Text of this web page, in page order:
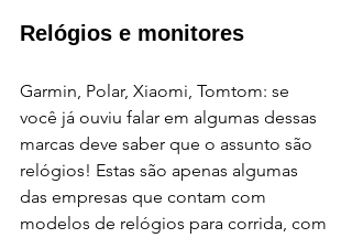
Relógios e monitores
Garmin, Polar, Xiaomi, Tomtom: se
você já ouviu falar em algumas dessas
marcas deve saber que o assunto são
relógios! Estas são apenas algumas
das empresas que contam com
modelos de relógios para corrida, com